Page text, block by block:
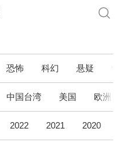
恐怖 科幻 悬疑
中国台湾 美国 欧洲
2022 2021 2020